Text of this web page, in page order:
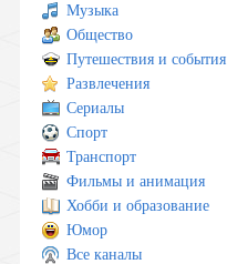
Музыка
Общество
Путешествия и события
Развлечения
Сериалы
Спорт
Транспорт
Фильмы и анимация
Хобби и образование
Юмор
Все каналы